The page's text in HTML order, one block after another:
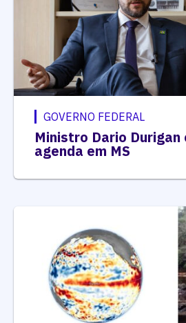
GOVERNO FEDERAL
Ministro Dario Durigan
agenda em MS